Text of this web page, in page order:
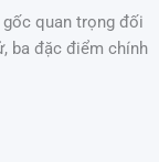
quan trọng đối
ba đặc điểm chính